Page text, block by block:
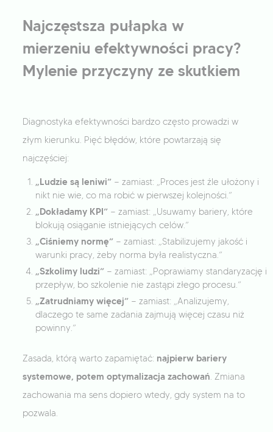
Najczęstsza pułapka w
mierzeniu efektywności pracy?
Mylenie przyczyny ze skutkiem
Diagnostyka efektywności bardzo często prowadzi w
złym kierunku. Pięć błędów, które powtarzają się
najczęściej:
„Ludzie są leniwi” — zamiast: „Proces jest źle ułożony i
nikt nie wie, co ma robić w pierwszej kolejności.”
„Dokładamy KPI” — zamiast: „Usuwamy bariery, które
blokują osiąganie istniejących celów.”
„Ciśniemy normę” — zamiast: „Stabilizujemy jakość i
warunki pracy, żeby norma była realistyczna.”
„Szkolimy ludzi” — zamiast: „Poprawiamy standaryzację i
przepływ, bo szkolenie nie zastąpi złego procesu.”
„Zatrudniamy więcej” — zamiast: „Analizujemy,
dlaczego te same zadania zajmują więcej czasu niż
powinny.”
Zasada, którą warto zapamiętać: najpierw bariery
systemowe, potem optymalizacja zachowań . Zmiana
zachowania ma sens dopiero wtedy, gdy system na to
pozwala.